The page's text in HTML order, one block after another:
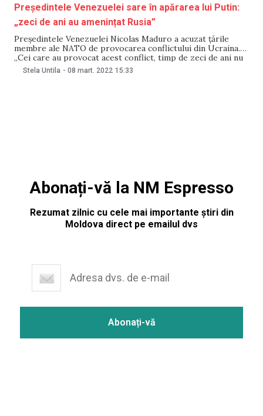
Președintele Venezuelei sare în apărarea lui Putin:
„zeci de ani au amenințat Rusia”
Președintele Venezuelei Nicolas Maduro a acuzat țările
membre ale NATO de provocarea conflictului din Ucraina.
„Cei care au provocat acest conflict, timp de zeci de ani nu
au respectat acordurile, zeci de ani au amenințat Rusia, zeci
de ani au pregătit planuri de extindere a NATO, ei sunt
Stela Untila - 08 mart. 2022 15:33
Abonați-vă la NM Espresso
Rezumat zilnic cu cele mai importante știri din
Moldova direct pe emailul dvs